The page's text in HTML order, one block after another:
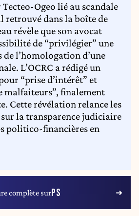
Tecteo-Ogeo lié au scandale
retrouvé dans la boîte de
révèle que son avocat
de “privilégier” une
l’homologation d’une
L’OCRC a rédigé un
“prise d’intérêt” et
malfaiteurs”, finalement
Cette révélation relance les
la transparence judiciaire
politico-financières en
complète surPS